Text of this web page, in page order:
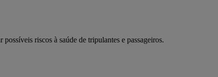
riscos à saúde de tripulantes e passageiros.